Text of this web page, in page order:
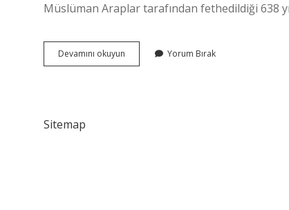
Müslüman Araplar tarafından fethedildiği 638
Devamını okuyun Türkiyede
Ilk
Yorum Bırak
Sitemap